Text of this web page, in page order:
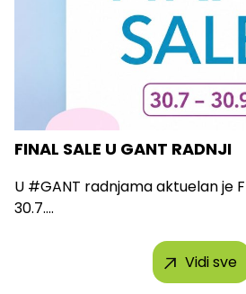
FINAL SALE U GANT RADNJI
U #GANT radnjama aktuelan je
30.7....
Vidi sve